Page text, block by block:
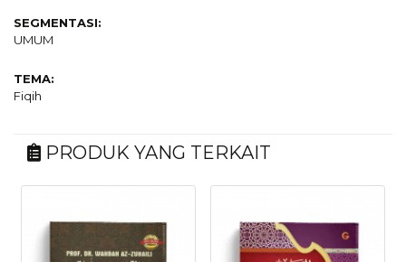
SEGMENTASI:
UMUM
TEMA:
Fiqih
PRODUK YANG TERKAIT